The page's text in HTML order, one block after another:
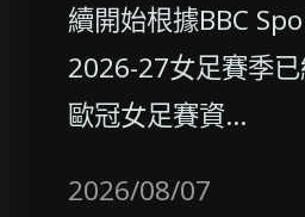
續開始根據BBC
2026-27女足賽季已
歐冠女足賽資…
2026/08/07